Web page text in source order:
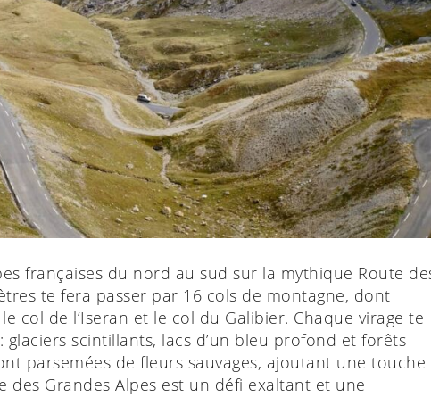
françaises du nord au sud sur la mythique Route
te fera passer par 16 cols de montagne, dont
col de l’Iseran et le col du Galibier. Chaque virage te
scintillants, lacs d’un bleu profond et forêts
parsemées de fleurs sauvages, ajoutant une touche
des Grandes Alpes est un défi exaltant et une